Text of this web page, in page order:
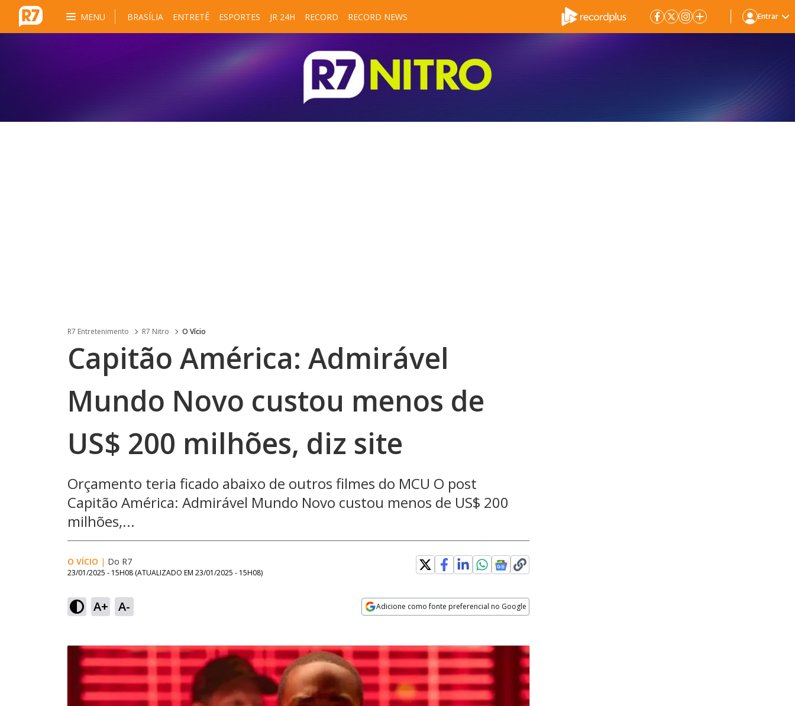
MENU BRASÍLIA ENTRETÊ ESPORTES JR 24H RECORD RECORD NEWS Entrar
R7 Entretenimento R7 Nitro O Vício
Capitão América: Admirável
Mundo Novo custou menos de
US$ 200 milhões, diz site
Orçamento teria ficado abaixo de outros filmes do MCU O post
Capitão América: Admirável Mundo Novo custou menos de US$ 200
milhões,...
O VÍCIO | Do R7
23/01/2025 - 15H08 (ATUALIZADO EM 23/01/2025 - 15H08)
A+ A- Adicione como fonte preferencial no Google